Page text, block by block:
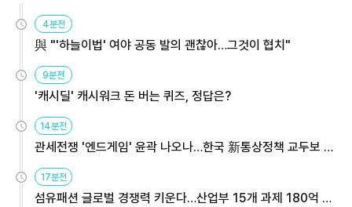
4분전
與 "'하늘이법' 여야 공동 발의 괜찮아…그것이 협치"
9분전
'캐시딜' 캐시워크 돈 버는 퀴즈, 정답은?
14분전
관세전쟁 '엔드게임' 윤곽 나오나…한국 新통상정책 교두보 활
용해야
17분전
섬유패션 글로벌 경쟁력 키운다…산업부 15개 과제 180억 지